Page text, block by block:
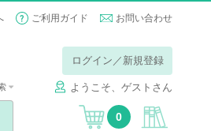
ご利用ガイド お問い合わせ
ログイン／新規登録
ようこそ、ゲストさん
0